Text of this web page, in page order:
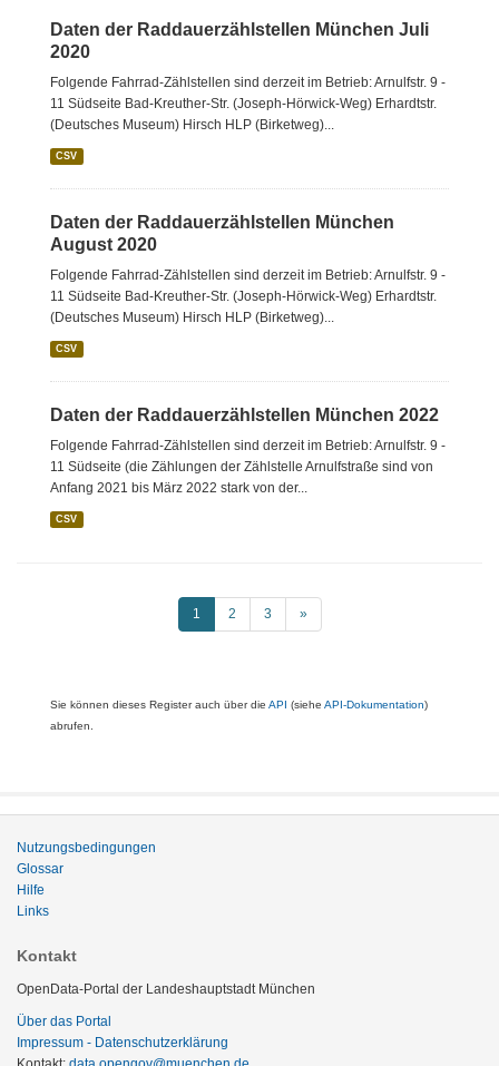
Daten der Raddauerzählstellen München Juli
2020
Folgende Fahrrad-Zählstellen sind derzeit im Betrieb: Arnulfstr. 9 -
11 Südseite Bad-Kreuther-Str. (Joseph-Hörwick-Weg) Erhardtstr.
(Deutsches Museum) Hirsch HLP (Birketweg)...
CSV
Daten der Raddauerzählstellen München
August 2020
Folgende Fahrrad-Zählstellen sind derzeit im Betrieb: Arnulfstr. 9 -
11 Südseite Bad-Kreuther-Str. (Joseph-Hörwick-Weg) Erhardtstr.
(Deutsches Museum) Hirsch HLP (Birketweg)...
CSV
Daten der Raddauerzählstellen München 2022
Folgende Fahrrad-Zählstellen sind derzeit im Betrieb: Arnulfstr. 9 -
11 Südseite (die Zählungen der Zählstelle Arnulfstraße sind von
Anfang 2021 bis März 2022 stark von der...
CSV
1 2 3 »
Sie können dieses Register auch über die API (siehe API-Dokumentation)
abrufen.
Nutzungsbedingungen
Glossar
Hilfe
Links
Kontakt
OpenData-Portal der Landeshauptstadt München
Über das Portal
Impressum - Datenschutzerklärung